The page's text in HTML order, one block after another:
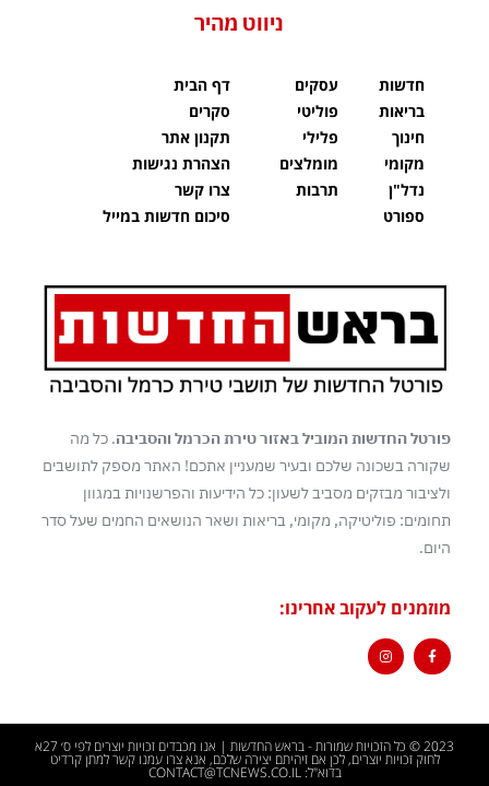
ניווט מהיר
חדשות
בריאות
חינוך
מקומי
נדל"ן
ספורט
עסקים
פוליטי
פלילי
מומלצים
תרבות
דף הבית
סקרים
תקנון אתר
הצהרת נגישות
צרו קשר
סיכום חדשות במייל
פורטל החדשות המוביל באזור טירת הכרמל והסביבה. כל מה
שקורה בשכונה שלכם ובעיר שמעניין אתכם! האתר מספק לתושבים
ולציבור מבזקים מסביב לשעון: כל הידיעות והפרשנויות במגוון
תחומים: פוליטיקה, מקומי, בריאות ושאר הנושאים החמים שעל סדר
היום.
מוזמנים לעקוב אחרינו:
2023 © כל הזכויות שמורות - בראש החדשות | אנו מכבדים זכויות יוצרים לפי ס׳ 27א
לחוק זכויות יוצרים, לכן אם זיהיתם יצירה שלכם, אנא צרו עמנו קשר למתן קרדיט
בדוא"ל: CONTACT@TCNEWS.CO.IL